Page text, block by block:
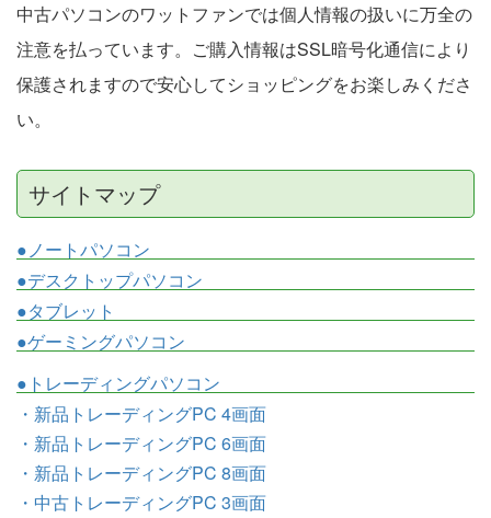
中古パソコンのワットファンでは個人情報の扱いに万全の
注意を払っています。ご購入情報はSSL暗号化通信により
保護されますので安心してショッピングをお楽しみくださ
い。
サイトマップ
●ノートパソコン
●デスクトップパソコン
●タブレット
●ゲーミングパソコン
●トレーディングパソコン
・新品トレーディングPC 4画面
・新品トレーディングPC 6画面
・新品トレーディングPC 8画面
・中古トレーディングPC 3画面